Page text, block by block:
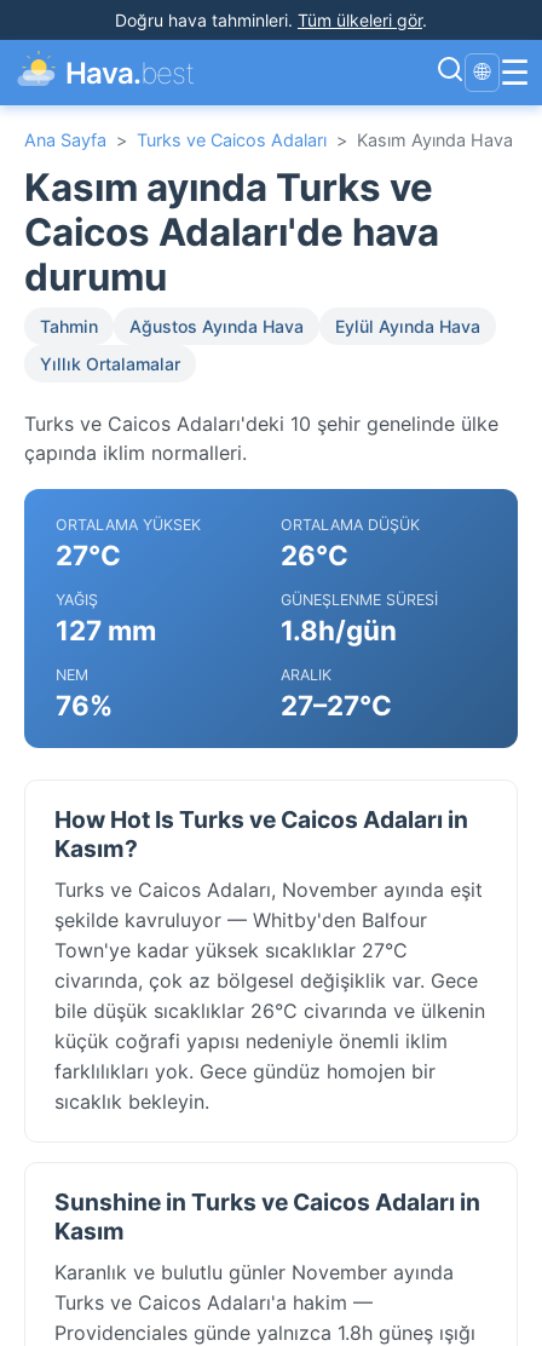
Doğru hava tahminleri. Tüm ülkeleri gör.
Hava.best 🌐 ☰
Ana Sayfa > Turks ve Caicos Adaları > Kasım Ayında Hava
Kasım ayında Turks ve
Caicos Adaları'de hava
durumu
Tahmin Ağustos Ayında Hava
Eylül Ayında Hava
Yıllık Ortalamalar
Turks ve Caicos Adaları'deki 10 şehir genelinde ülke
çapında iklim normalleri.
ORTALAMA YÜKSEK
27°C
ORTALAMA DÜŞÜK
26°C
YAĞIŞ
127 mm
GÜNEŞLENME SÜRESI
1.8h/gün
NEM
76%
ARALIK
27–27°C
How Hot Is Turks ve Caicos Adaları in
Kasım?
Turks ve Caicos Adaları, November ayında eşit
şekilde kavruluyor — Whitby'den Balfour
Town'ye kadar yüksek sıcaklıklar 27°C
civarında, çok az bölgesel değişiklik var. Gece
bile düşük sıcaklıklar 26°C civarında ve ülkenin
küçük coğrafi yapısı nedeniyle önemli iklim
farklılıkları yok. Gece gündüz homojen bir
sıcaklık bekleyin.
Sunshine in Turks ve Caicos Adaları in
Kasım
Karanlık ve bulutlu günler November ayında
Turks ve Caicos Adaları'a hakim —
Providenciales günde yalnızca 1.8h güneş ışığı